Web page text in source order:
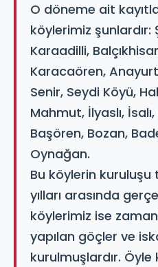
O döneme ait
köylerimiz
Karaadilli,
Karacaören,
Senir, Seydi Köyü,
Mahmut, İlyaslı,
Başören, Bozan,
Oynağan.
Bu köylerin kuruluşu
yılları arasında
köylerimiz ise
yapılan göçler ve
kurulmuşlardır. Öyle